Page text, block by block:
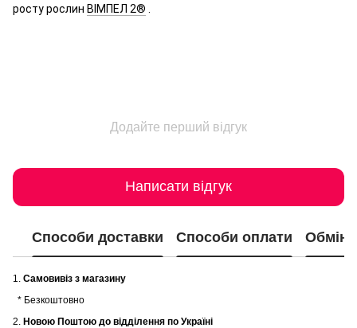
росту рослин ВІМПЕЛ 2®
Додайте перший відгук
Написати відгук
Способи доставки Способи оплати Обмін
1. Самовивіз з магазину
* Безкоштовно
2. Новою Поштою до відділення по Україні